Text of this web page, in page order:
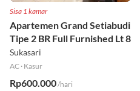
Sisa 1 kamar
Apartemen Grand Setiabudi
Tipe 2 BR Full Furnished Lt 8
Sukasari
AC · Kasur
Rp600.000/hari